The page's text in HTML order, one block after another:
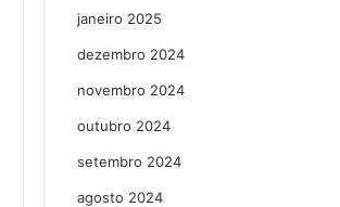
janeiro 2025
dezembro 2024
novembro 2024
outubro 2024
setembro 2024
agosto 2024